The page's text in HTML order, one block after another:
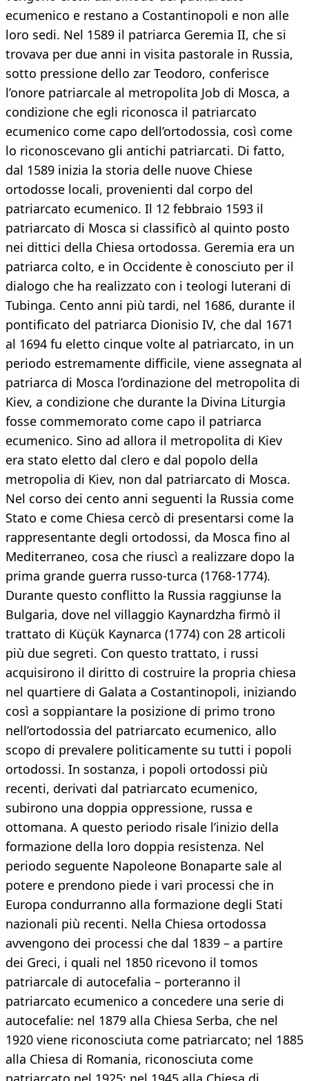
ecumenico e restano a Costantinopoli e non alle
loro sedi. Nel 1589 il patriarca Geremia II, che si
trovava per due anni in visita pastorale in Russia,
sotto pressione dello zar Teodoro, conferisce
l’onore patriarcale al metropolita Job di Mosca, a
condizione che egli riconosca il patriarcato
ecumenico come capo dell’ortodossia, così come
lo riconoscevano gli antichi patriarcati. Di fatto,
dal 1589 inizia la storia delle nuove Chiese
ortodosse locali, provenienti dal corpo del
patriarcato ecumenico. Il 12 febbraio 1593 il
patriarcato di Mosca si classificò al quinto posto
nei dittici della Chiesa ortodossa. Geremia era un
patriarca colto, e in Occidente è conosciuto per il
dialogo che ha realizzato con i teologi luterani di
Tubinga. Cento anni più tardi, nel 1686, durante il
pontificato del patriarca Dionisio IV, che dal 1671
al 1694 fu eletto cinque volte al patriarcato, in un
periodo estremamente difficile, viene assegnata al
patriarca di Mosca l’ordinazione del metropolita di
Kiev, a condizione che durante la Divina Liturgia
fosse commemorato come capo il patriarca
ecumenico. Sino ad allora il metropolita di Kiev
era stato eletto dal clero e dal popolo della
metropolia di Kiev, non dal patriarcato di Mosca.
Nel corso dei cento anni seguenti la Russia come
Stato e come Chiesa cercò di presentarsi come la
rappresentante degli ortodossi, da Mosca fino al
Mediterraneo, cosa che riuscì a realizzare dopo la
prima grande guerra russo-turca (1768-1774).
Durante questo conflitto la Russia raggiunse la
Bulgaria, dove nel villaggio Kaynardzha firmò il
trattato di Küçük Kaynarca (1774) con 28 articoli
più due segreti. Con questo trattato, i russi
acquisirono il diritto di costruire la propria chiesa
nel quartiere di Galata a Costantinopoli, iniziando
così a soppiantare la posizione di primo trono
nell’ortodossia del patriarcato ecumenico, allo
scopo di prevalere politicamente su tutti i popoli
ortodossi. In sostanza, i popoli ortodossi più
recenti, derivati dal patriarcato ecumenico,
subirono una doppia oppressione, russa e
ottomana. A questo periodo risale l’inizio della
formazione della loro doppia resistenza. Nel
periodo seguente Napoleone Bonaparte sale al
potere e prendono piede i vari processi che in
Europa condurranno alla formazione degli Stati
nazionali più recenti. Nella Chiesa ortodossa
avvengono dei processi che dal 1839 – a partire
dei Greci, i quali nel 1850 ricevono il tomos
patriarcale di autocefalia – porteranno il
patriarcato ecumenico a concedere una serie di
autocefalie: nel 1879 alla Chiesa Serba, che nel
1920 viene riconosciuta come patriarcato; nel 1885
alla Chiesa di Romania, riconosciuta come